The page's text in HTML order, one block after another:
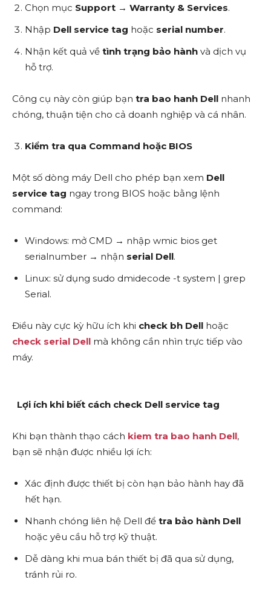
Chọn mục Support → Warranty & Services.
Nhập Dell service tag hoặc serial number.
Nhận kết quả về tình trạng bảo hành và dịch vụ
hỗ trợ.
Công cụ này còn giúp bạn tra bao hanh Dell nhanh
chóng, thuận tiện cho cả doanh nghiệp và cá nhân.
Kiểm tra qua Command hoặc BIOS
Một số dòng máy Dell cho phép bạn xem Dell
service tag ngay trong BIOS hoặc bằng lệnh
command:
Windows: mở CMD → nhập wmic bios get
serialnumber → nhận serial Dell.
Linux: sử dụng sudo dmidecode -t system | grep
Serial.
Điều này cực kỳ hữu ích khi check bh Dell hoặc
check serial Dell mà không cần nhìn trực tiếp vào
máy.
Lợi ích khi biết cách check Dell service tag
Khi bạn thành thạo cách kiem tra bao hanh Dell,
bạn sẽ nhận được nhiều lợi ích:
Xác định được thiết bị còn hạn bảo hành hay đã
hết hạn.
Nhanh chóng liên hệ Dell để tra bảo hành Dell
hoặc yêu cầu hỗ trợ kỹ thuật.
Dễ dàng khi mua bán thiết bị đã qua sử dụng,
tránh rủi ro.